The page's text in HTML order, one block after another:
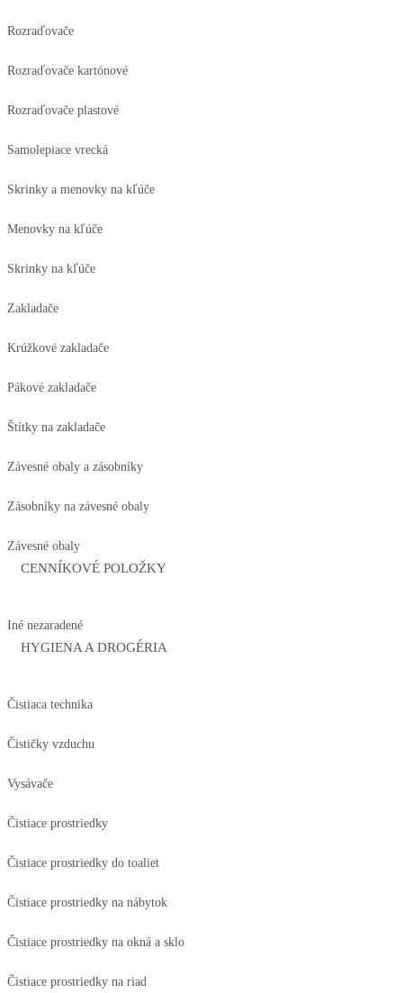
Rozraďovače
Rozraďovače kartónové
Rozraďovače plastové
Samolepiace vrecká
Skrinky a menovky na kľúče
Menovky na kľúče
Skrinky na kľúče
Zakladače
Krúžkové zakladače
Pákové zakladače
Štítky na zakladače
Závesné obaly a zásobníky
Zásobníky na závesné obaly
Závesné obaly
CENNÍKOVÉ POLOŽKY
Iné nezaradené
HYGIENA A DROGÉRIA
Čistiaca technika
Čističky vzduchu
Vysávače
Čistiace prostriedky
Čistiace prostriedky do toaliet
Čistiace prostriedky na nábytok
Čistiace prostriedky na okná a sklo
Čistiace prostriedky na riad